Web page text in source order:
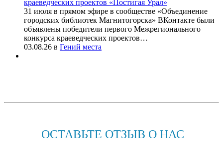
краеведческих проектов «Постигая Урал»
31 июля в прямом эфире в сообществе «Объединение
городских библиотек Магнитогорска» ВКонтакте были
объявлены победители первого Межрегионального
конкурса краеведческих проектов…
03.08.26 в Гений места
ОСТАВЬТЕ ОТЗЫВ О НАС